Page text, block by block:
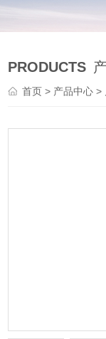
PRODUCTS
首页> 产品中心 >